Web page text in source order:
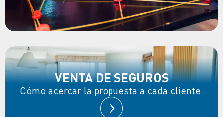
VENTA DE SEGUROS
Cómo acercar la propuesta a cada cliente.